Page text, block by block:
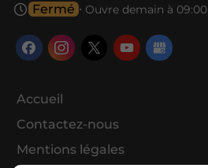
Fermé ⋅ Ouvre demain à 09:00
Accueil
Contactez-nous
Mentions légales